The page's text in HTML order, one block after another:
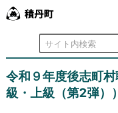
検
索
令和９年度後志町
級・上級（第2弾））